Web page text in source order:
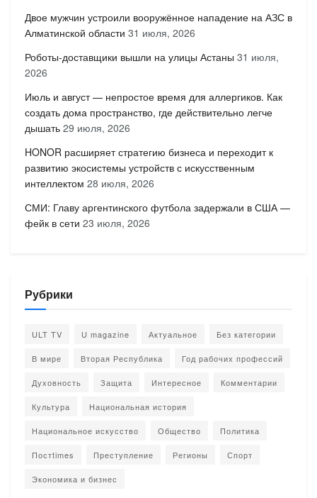
Двое мужчин устроили вооружённое нападение на АЗС в
Алматинской области 31 июля, 2026
Роботы-доставщики вышли на улицы Астаны 31 июля,
2026
Июль и август — непростое время для аллергиков. Как
создать дома пространство, где действительно легче
дышать 29 июля, 2026
HONOR расширяет стратегию бизнеса и переходит к
развитию экосистемы устройств с искусственным
интеллектом 28 июля, 2026
СМИ: Главу аргентинского футбола задержали в США —
фейк в сети 23 июля, 2026
Рубрики
ULT TV U magazine Актуальное Без категории
В мире Вторая Республика Год рабочих профессий
Духовность Защита Интересное Комментарии
Культура Национальная история
Национальное искусство Общество Политика
Постtimes Преступление Регионы Спорт
Экономика и бизнес